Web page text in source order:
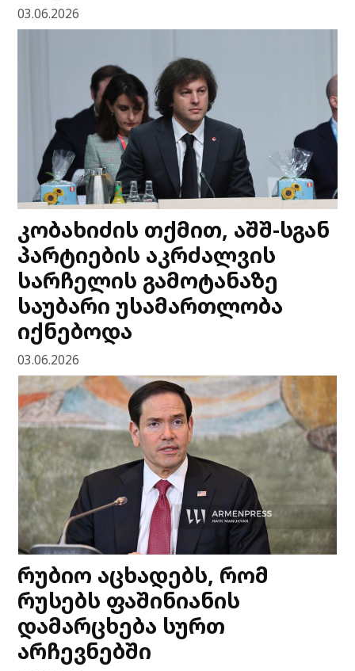
03.06.2026
კობახიძის თქმით, აშშ-სგან
პარტიების აკრძალვის
სარჩელის გამოტანაზე
საუბარი უსამართლობა
იქნებოდა
03.06.2026
რუბიო აცხადებს, რომ
რუსებს ფაშინიანის
დამარცხება სურთ
არჩევნებში